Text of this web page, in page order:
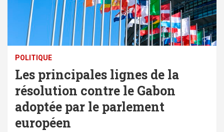
POLITIQUE
Les principales lignes de la
résolution contre le Gabon
adoptée par le parlement
européen